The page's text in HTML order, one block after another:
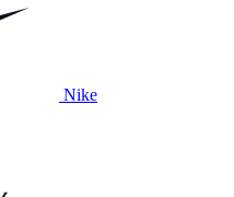
Nike